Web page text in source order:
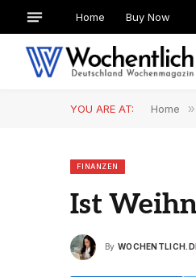
Home Buy Now
YOU ARE AT: Home »
FINANZEN
Ist
By